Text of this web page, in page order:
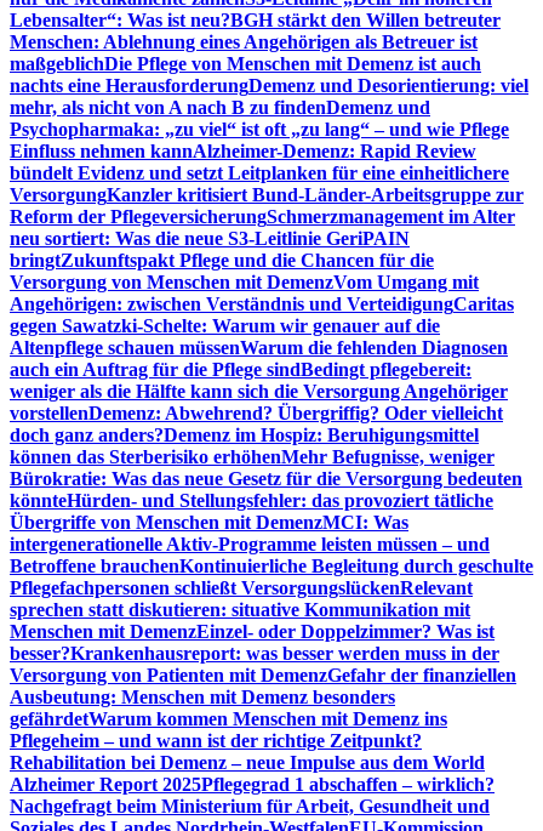
Lebensalter“: Was ist neu?BGH stärkt den Willen betreuter
Menschen: Ablehnung eines Angehörigen als Betreuer ist
maßgeblichDie Pflege von Menschen mit Demenz ist auch
nachts eine HerausforderungDemenz und Desorientierung: viel
mehr, als nicht von A nach B zu findenDemenz und
Psychopharmaka: „zu viel“ ist oft „zu lang“ – und wie Pflege
Einfluss nehmen kannAlzheimer-Demenz: Rapid Review
bündelt Evidenz und setzt Leitplanken für eine einheitlichere
VersorgungKanzler kritisiert Bund-Länder-Arbeitsgruppe zur
Reform der PflegeversicherungSchmerzmanagement im Alter
neu sortiert: Was die neue S3-Leitlinie GeriPAIN
bringtZukunftspakt Pflege und die Chancen für die
Versorgung von Menschen mit DemenzVom Umgang mit
Angehörigen: zwischen Verständnis und VerteidigungCaritas
gegen Sawatzki-Schelte: Warum wir genauer auf die
Altenpflege schauen müssenWarum die fehlenden Diagnosen
auch ein Auftrag für die Pflege sindBedingt pflegebereit:
weniger als die Hälfte kann sich die Versorgung Angehöriger
vorstellenDemenz: Abwehrend? Übergriffig? Oder vielleicht
doch ganz anders?Demenz im Hospiz: Beruhigungsmittel
können das Sterberisiko erhöhenMehr Befugnisse, weniger
Bürokratie: Was das neue Gesetz für die Versorgung bedeuten
könnteHürden- und Stellungsfehler: das provoziert tätliche
Übergriffe von Menschen mit DemenzMCI: Was
intergenerationelle Aktiv-Programme leisten müssen – und
Betroffene brauchenKontinuierliche Begleitung durch geschulte
Pflegefachpersonen schließt VersorgungslückenRelevant
sprechen statt diskutieren: situative Kommunikation mit
Menschen mit DemenzEinzel- oder Doppelzimmer? Was ist
besser?Krankenhausreport: was besser werden muss in der
Versorgung von Patienten mit DemenzGefahr der finanziellen
Ausbeutung: Menschen mit Demenz besonders
gefährdetWarum kommen Menschen mit Demenz ins
Pflegeheim – und wann ist der richtige Zeitpunkt?
Rehabilitation bei Demenz – neue Impulse aus dem World
Alzheimer Report 2025Pflegegrad 1 abschaffen – wirklich?
Nachgefragt beim Ministerium für Arbeit, Gesundheit und